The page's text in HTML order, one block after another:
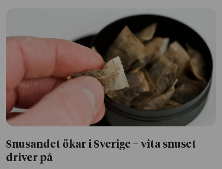
Snusandet ökar i Sverige − vita snuset
driver på